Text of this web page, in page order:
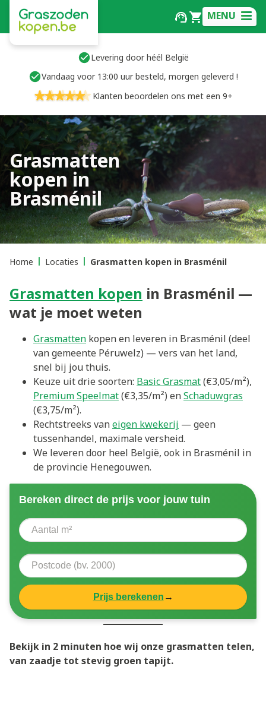
MENU
Levering door héél België
Vandaag voor 13:00 uur besteld, morgen geleverd !
Klanten beoordelen ons met een 9+
Grasmatten
kopen in
Brasménil
Home Locaties Grasmatten kopen in Brasménil
Grasmatten kopen in Brasménil —
wat je moet weten
Grasmatten kopen en leveren in Brasménil (deel
van gemeente Péruwelz) — vers van het land,
snel bij jou thuis.
Keuze uit drie soorten: Basic Grasmat(€3,05/m²),
Premium Speelmat(€3,35/m²) enSchaduwgras
(€3,75/m²).
Rechtstreeks vaneigen kwekerij — geen
tussenhandel, maximale versheid.
We leveren door heel België, ook in Brasménil in
de provincie Henegouwen.
Bereken direct de prijs voor jouw tuin
Prijs berekenen →
Bekijk in 2 minuten hoe wij onze grasmatten telen,
van zaadje tot stevig groen tapijt.